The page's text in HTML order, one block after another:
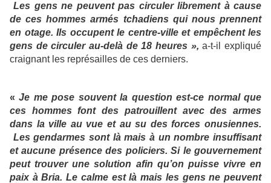
Les gens ne peuvent pas circuler librement à cause
de ces hommes armés tchadiens qui nous prennent
en otage. Ils occupent le centre-ville et empêchent les
gens de circuler au-delà de 18 heures »,a-t-il expliqué
craignant les représailles de ces derniers.
«Je me pose souvent la question est-ce normal que
ces hommes font des patrouillent avec des armes
dans la ville au vue et au su des forces onusiennes.
Les gendarmes sont là mais à un nombre insuffisant
et aucune présence des policiers. Si le gouvernement
peut trouver une solution afin qu’on puisse vivre en
paix à Bria. Le calme est là mais les gens ne peuvent